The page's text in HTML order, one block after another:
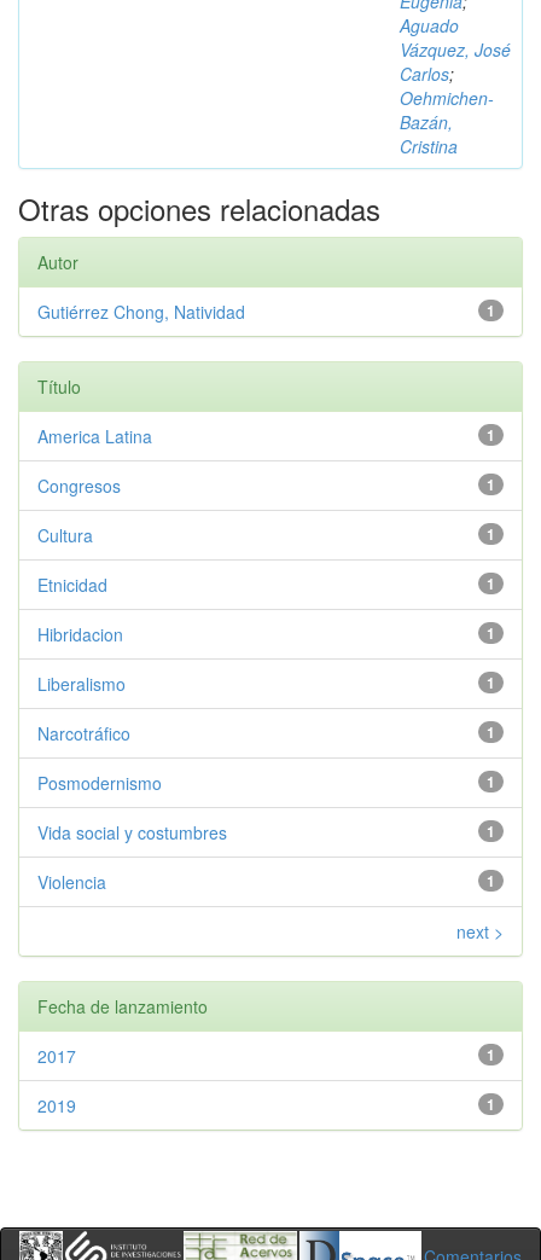
Aguado
Vázquez, José
Carlos;
Oehmichen-
Bazán,
Cristina
Otras opciones relacionadas
Autor
1
Gutiérrez Chong, Natividad
Título
1
America Latina
1
Congresos
1
Cultura
1
Etnicidad
1
Hibridacion
1
Liberalismo
1
Narcotráfico
1
Posmodernismo
1
Vida social y costumbres
1
Violencia
next >
Fecha de lanzamiento
1
2017
1
2019